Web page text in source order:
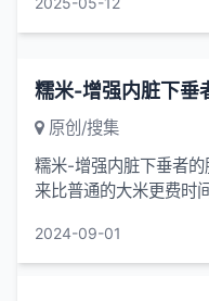
脂(制法同)、禹余粮(制
原创/搜集
糯米-增强内脏下垂者
来比普通的大米更费时
能的效果。有体...
2024-09-01